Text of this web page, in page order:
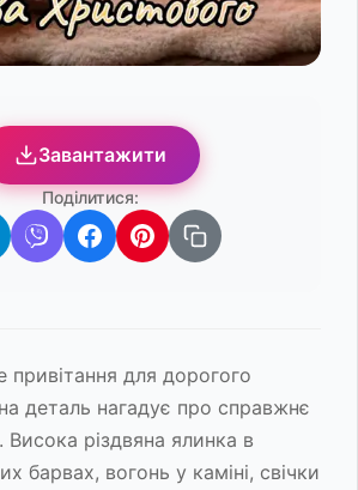
Завантажити
Поділитися:
привітання для дорогого
деталь нагадує про справжнє
різдвяна ялинка в
барвах, вогонь у каміні, свічки